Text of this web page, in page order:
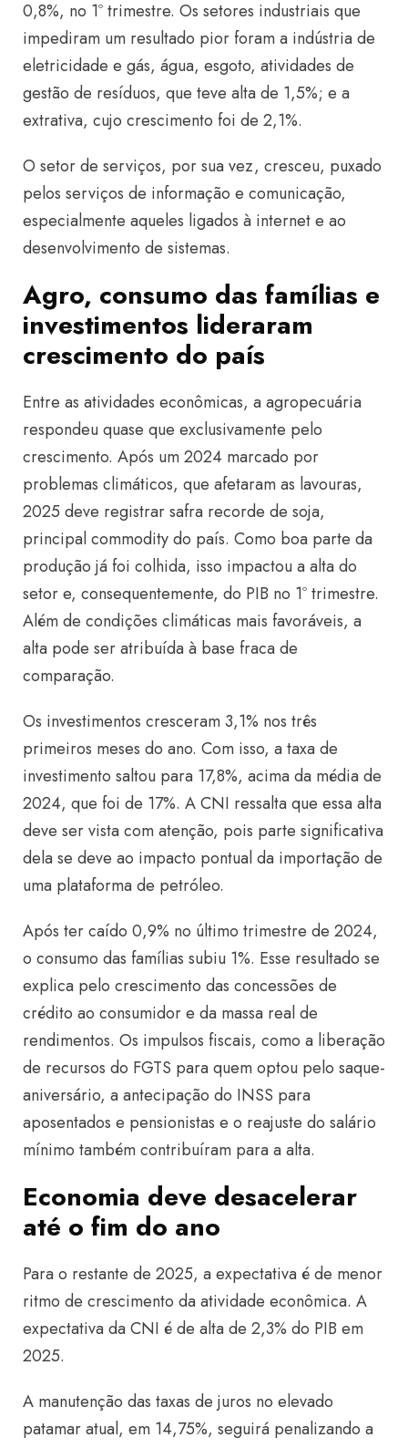
0,8%, no 1º trimestre. Os setores industriais que
impediram um resultado pior foram a indústria de
eletricidade e gás, água, esgoto, atividades de
gestão de resíduos, que teve alta de 1,5%; e a
extrativa, cujo crescimento foi de 2,1%.
O setor de serviços, por sua vez, cresceu, puxado
pelos serviços de informação e comunicação,
especialmente aqueles ligados à internet e ao
desenvolvimento de sistemas.
Agro, consumo das famílias e
investimentos lideraram
crescimento do país
Entre as atividades econômicas, a agropecuária
respondeu quase que exclusivamente pelo
crescimento. Após um 2024 marcado por
problemas climáticos, que afetaram as lavouras,
2025 deve registrar safra recorde de soja,
principal commodity do país. Como boa parte da
produção já foi colhida, isso impactou a alta do
setor e, consequentemente, do PIB no 1º trimestre.
Além de condições climáticas mais favoráveis, a
alta pode ser atribuída à base fraca de
comparação.
Os investimentos cresceram 3,1% nos três
primeiros meses do ano. Com isso, a taxa de
investimento saltou para 17,8%, acima da média de
2024, que foi de 17%. A CNI ressalta que essa alta
deve ser vista com atenção, pois parte significativa
dela se deve ao impacto pontual da importação de
uma plataforma de petróleo.
Após ter caído 0,9% no último trimestre de 2024,
o consumo das famílias subiu 1%. Esse resultado se
explica pelo crescimento das concessões de
crédito ao consumidor e da massa real de
rendimentos. Os impulsos fiscais, como a liberação
de recursos do FGTS para quem optou pelo saque-
aniversário, a antecipação do INSS para
aposentados e pensionistas e o reajuste do salário
mínimo também contribuíram para a alta.
Economia deve desacelerar
até o fim do ano
Para o restante de 2025, a expectativa é de menor
ritmo de crescimento da atividade econômica. A
expectativa da CNI é de alta de 2,3% do PIB em
2025.
A manutenção das taxas de juros no elevado
patamar atual, em 14,75%, seguirá penalizando a